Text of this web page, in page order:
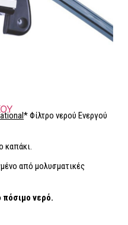
* Φίλτρο νερού Ενεργού
καπάκι.
από μολυσματικές
πόσιμο νερό.